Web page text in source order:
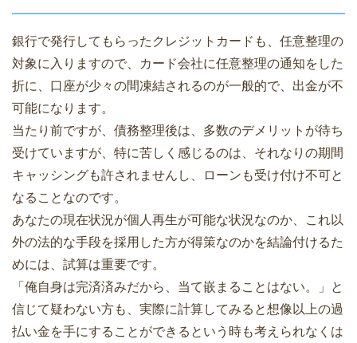
銀行で発行してもらったクレジットカードも、任意整理の
対象に入りますので、カード会社に任意整理の通知をした
折に、口座が少々の間凍結されるのが一般的で、出金が不
可能になります。
当たり前ですが、債務整理後は、多数のデメリットが待ち
受けていますが、特に苦しく感じるのは、それなりの期間
キャッシングも許されませんし、ローンも受け付け不可と
なることなのです。
あなたの現在状況が個人再生が可能な状況なのか、これ以
外の法的な手段を採用した方が得策なのかを結論付けるた
めには、試算は重要です。
「俺自身は完済済みだから、当て嵌まることはない。」と
信じて疑わない方も、実際に計算してみると想像以上の過
払い金を手にすることができるという時も考えられなくは